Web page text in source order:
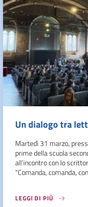
Un dialogo tra
Martedì 31 marzo,
prime della scuola
all’incontro con lo
“Comanda, comanda,
LEGGI DI PIÙ